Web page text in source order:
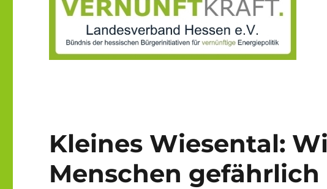
Kleines Wiesental:
Menschen gefährlich